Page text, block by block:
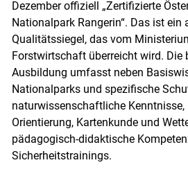
Dezember offiziell „Zertifizierte
Nationalpark Rangerin“. Das ist ein
Qualitätssiegel, das vom
Forstwirtschaft überreicht wird. Die
Ausbildung umfasst neben
Nationalparks und spezifische
naturwissenschaftliche
Orientierung, Kartenkunde und
pädagogisch-didaktische
Sicherheitstrainings.